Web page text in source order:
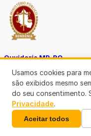
Ouvidoria MP-RO
Diário Oficial Municípios
Usamos cookies para
são exibidos mesmo
do seu consentimento.
Privacidade.
Aceitar todos